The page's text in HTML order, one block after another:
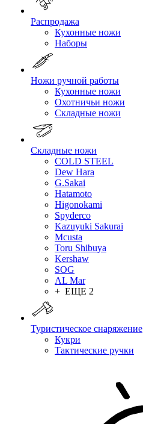
Распродажа
Кухонные ножи
Наборы
Ножи ручной работы
Кухонные ножи
Охотничьи ножи
Складные ножи
Складные ножи
COLD STEEL
Dew Hara
G.Sakai
Hatamoto
Higonokami
Spyderco
Kazuyuki Sakurai
Mcusta
Toru Shibuya
Kershaw
SOG
AL Mar
+ ЕЩЕ 2
Туристическое снаряжение
Кукри
Тактические ручки